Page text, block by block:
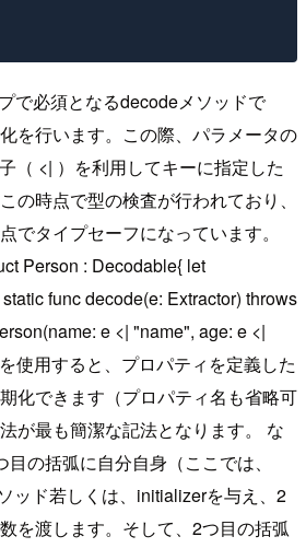
で必須となるdecodeメソッドで
を行います。この際、パラメータの
（ <| ）を利用してキーに指定した
の時点で型の検査が行われており、
でタイプセーフになっています。
Person : Decodable{ let
func decode(e: Extractor) throws
e <| "name", age: e <|
使用すると、プロパティを定義した
化できます（プロパティ名も省略可
が最も簡潔な記法となります。 な
の括弧に自分自身（ここでは、
ッド若しくは、initializerを与え、2
を渡します。そして、2つ目の括弧